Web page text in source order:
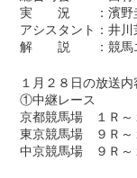
実 況 ：濱野圭司
アシスタント：井川
解 説 ：競馬エ
１月２８日の放送内
①中継レース
京都競馬場 １Ｒ～
東京競馬場 ９Ｒ～
中京競馬場 ９Ｒ～